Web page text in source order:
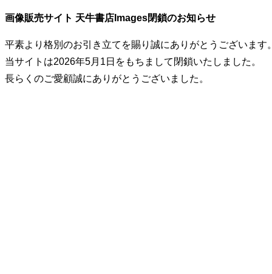
画像販売サイト 天牛書店Images閉鎖のお知らせ
平素より格別のお引き立てを賜り誠にありがとうございます
当サイトは2026年5月1日をもちまして閉鎖いたしました。
長らくのご愛顧誠にありがとうございました。